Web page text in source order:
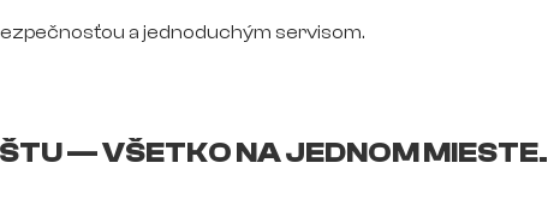
a jednoduchým servisom.
— VŠETKO NA JEDNOM MIESTE.